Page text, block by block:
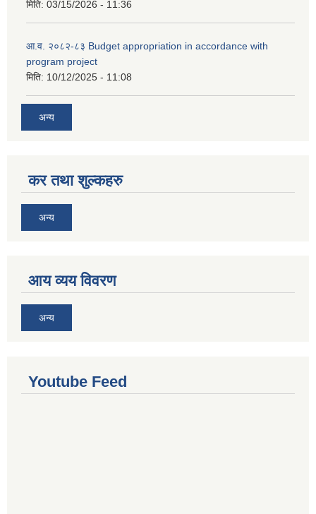
मिति: 03/15/2026 - 11:36
आ.व. २०८२-८३ Budget appropriation in accordance with
program project
मिति: 10/12/2025 - 11:08
अन्य
कर तथा शुल्कहरु
अन्य
आय व्यय विवरण
अन्य
Youtube Feed